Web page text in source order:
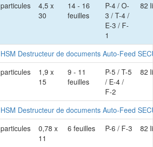
particules
4,5 x
30
14 - 16
feuilles
P-4 / O-
3 / T-4 /
E-3 / F-
1
82
HSM Destructeur de documents Auto-Feed
particules
1,9 x
15
9 - 11
feuilles
P-5 / T-5
/ E-4 /
F-2
82
HSM Destructeur de documents Auto-Feed
particules
0,78 x
11
6 feuilles P-6 / F-3 82